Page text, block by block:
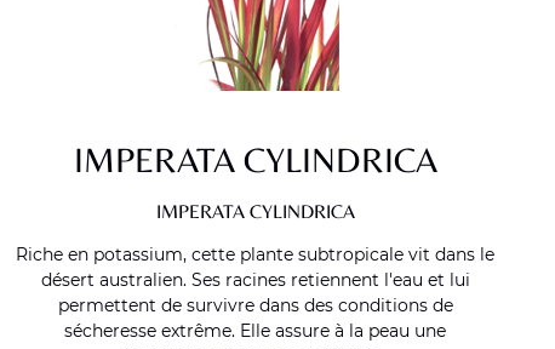
IMPERATA CYLINDRICA
IMPERATA CYLINDRICA
Riche en potassium, cette plante subtropicale vit dans le
désert australien. Ses racines retiennent l'eau et lui
permettent de survivre dans des conditions de
sécheresse extrême. Elle assure à la peau une